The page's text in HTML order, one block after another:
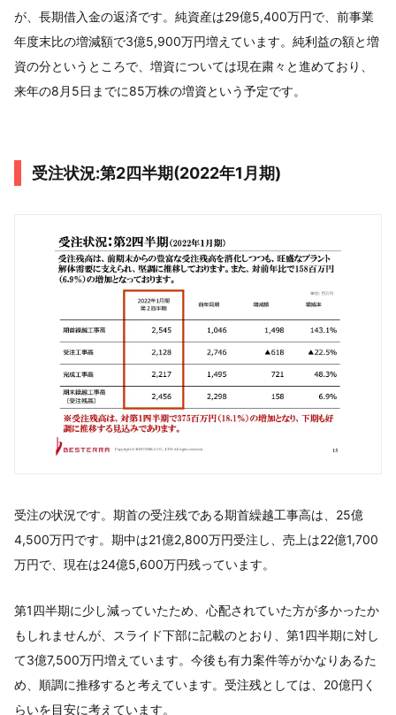
が、長期借入金の返済です。純資産は29億5,400万円で、前事業
年度末比の増減額で3億5,900万円増えています。純利益の額と増
資の分というところで、増資については現在粛々と進めており、
来年の8月5日までに85万株の増資という予定です。
受注状況:第2四半期(2022年1月期)
受注の状況です。期首の受注残である期首繰越工事高は、25億
4,500万円です。期中は21億2,800万円受注し、売上は22億1,700
万円で、現在は24億5,600万円残っています。
第1四半期に少し減っていたため、心配されていた方が多かったか
もしれませんが、スライド下部に記載のとおり、第1四半期に対し
て3億7,500万円増えています。今後も有力案件等がかなりあるた
め、順調に推移すると考えています。受注残としては、20億円く
らいを目安に考えています。